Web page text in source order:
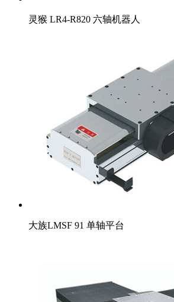
灵猴 LR4-R820 六轴机器人
大族LMSF 91 单轴平台